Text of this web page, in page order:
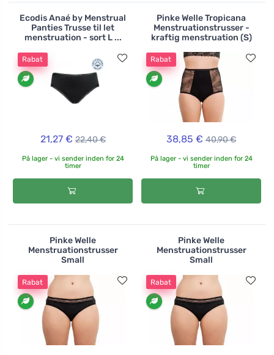
Ecodis Anaé by Menstrual
Panties Trusse til let
menstruation - sort L ...
Rabat
21,27 € 22,40 €
På lager - vi sender inden for 24
timer
Pinke Welle Tropicana
Menstruationstrusser -
kraftig menstruation (S)
Rabat
38,85 € 40,90 €
På lager - vi sender inden for 24
timer
Pinke Welle
Menstruationstrusser
Small
Rabat
Pinke Welle
Menstruationstrusser
Small
Rabat